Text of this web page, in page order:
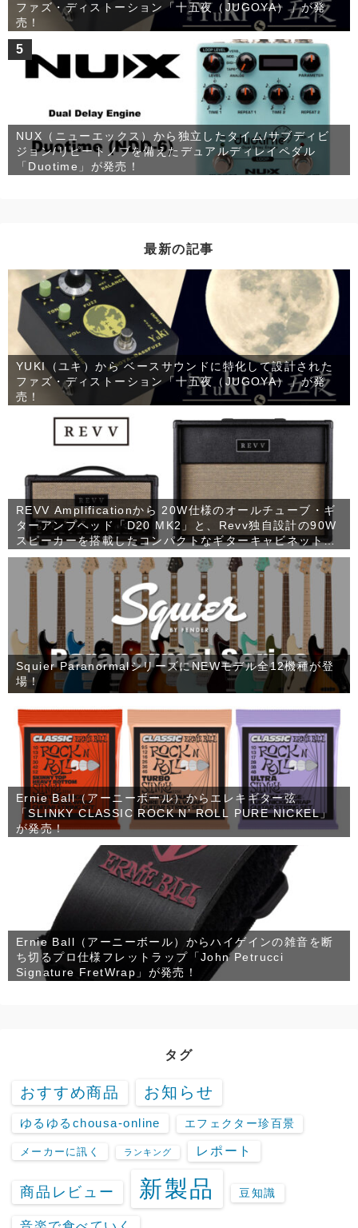
ファズ・ディストーション「十五夜（JUGOYA）」が発
売！
5
NUX（ニューエックス）から独立したタイム/サブディビ
ジョン/リピートノブを備えたデュアルディレイペダル
「Duotime」が発売！
最新の記事
YUKI（ユキ）から ベースサウンドに特化して設計された
ファズ・ディストーション「十五夜（JUGOYA）」が発
売！
REVV Amplificationから 20W仕様のオールチューブ・ギ
ターアンプヘッド「D20 MK2」と、Revv独自設計の90W
スピーカーを搭載したコンパクトなギターキャビネット
「1×12 RV90」が発売！
Squier ParanormalシリーズにNEWモデル全12機種が登
場！
Ernie Ball（アーニーボール）からエレキギター弦
「SLINKY CLASSIC ROCK N’ ROLL PURE NICKEL」
が発売！
Ernie Ball（アーニーボール）からハイゲインの雑音を断
ち切るプロ仕様フレットラップ「John Petrucci
Signature FretWrap」が発売！
タグ
おすすめ商品 お知らせ
ゆるゆるchousa-online エフェクター珍百景
メーカーに訊く ランキング レポート
商品レビュー 新製品 豆知識